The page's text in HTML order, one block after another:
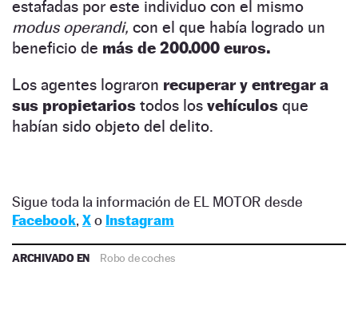
estafadas por este individuo con el mismo
modus operandi, con el que había logrado un
beneficio de más de 200.000 euros.
Los agentes lograron recuperar y entregar a
sus propietarios todos los vehículos que
habían sido objeto del delito.
Sigue toda la información de EL MOTOR desde
Facebook, Xo Instagram
ARCHIVADO EN Robo de coches